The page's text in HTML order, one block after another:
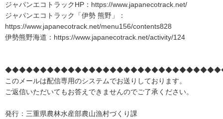
ジャパンエコトラックHP：https://www.japanecotrack.net/
ジャパンエコトラック「伊勢 熊野」：
https://www.japanecotrack.net/menu156/contents828
伊勢熊野海道：https://www.japanecotrack.net/activity/124
このメールは配信専用のシステムでお送りしております。
ご返信いただいてもお答えできませんのでご了承ください。
発行：三重県農林水産部農山漁村づくり課